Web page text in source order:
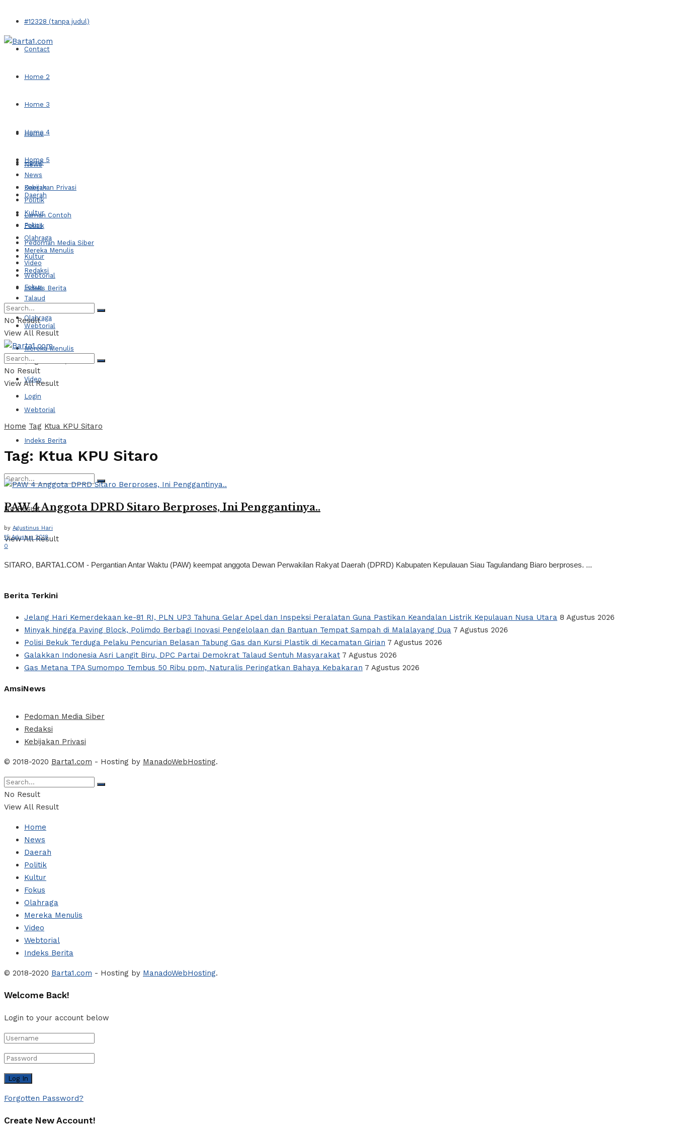
#12328 (tanpa judul)
Contact
Home 2
Home 3
Home 4
Home 5
Kebijakan Privasi
Laman Contoh
Pedoman Media Siber
Redaksi
Talaud
Webtorial
Sabtu, Agustus 8, 2026
Login
Home
News
Daerah
Politik
Kultur
Fokus
Olahraga
Mereka Menulis
Video
Webtorial
Indeks Berita
No Result
View All Result
Home
News
Daerah
Politik
Kultur
Fokus
Olahraga
Mereka Menulis
Video
Webtorial
Indeks Berita
No Result
View All Result
No Result
View All Result
Home Tag Ktua KPU Sitaro
Tag: Ktua KPU Sitaro
PAW 4 Anggota DPRD Sitaro Berproses, Ini Penggantinya..
by Agustinus Hari
15 Agustus 2018
0
SITARO, BARTA1.COM - Pergantian Antar Waktu (PAW) keempat anggota Dewan Perwakilan Rakyat Daerah (DPRD) Kabupaten Kepulauan Siau Tagulandang Biaro berproses. ...
Berita Terkini
Jelang Hari Kemerdekaan ke-81 RI, PLN UP3 Tahuna Gelar Apel dan Inspeksi Peralatan Guna Pastikan Keandalan Listrik Kepulauan Nusa Utara 8 Agustus 2026
Minyak hingga Paving Block, Polimdo Berbagi Inovasi Pengelolaan dan Bantuan Tempat Sampah di Malalayang Dua 7 Agustus 2026
Polisi Bekuk Terduga Pelaku Pencurian Belasan Tabung Gas dan Kursi Plastik di Kecamatan Girian 7 Agustus 2026
Galakkan Indonesia Asri Langit Biru, DPC Partai Demokrat Talaud Sentuh Masyarakat 7 Agustus 2026
Gas Metana TPA Sumompo Tembus 50 Ribu ppm, Naturalis Peringatkan Bahaya Kebakaran 7 Agustus 2026
AmsiNews
Pedoman Media Siber
Redaksi
Kebijakan Privasi
© 2018-2020 Barta1.com - Hosting by ManadoWebHosting.
No Result
View All Result
Home
News
Daerah
Politik
Kultur
Fokus
Olahraga
Mereka Menulis
Video
Webtorial
Indeks Berita
© 2018-2020 Barta1.com - Hosting by ManadoWebHosting.
Welcome Back!
Login to your account below
Forgotten Password?
Create New Account!